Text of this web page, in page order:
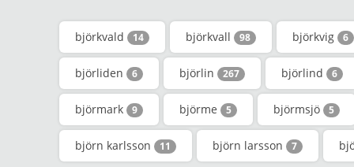
björkvald 14 björkvall 98 björkvig 6
björliden 6 björlin 267 björlind 6
björmark 9 björme 5 björmsjö 5
björn karlsson 11 björn larsson 7